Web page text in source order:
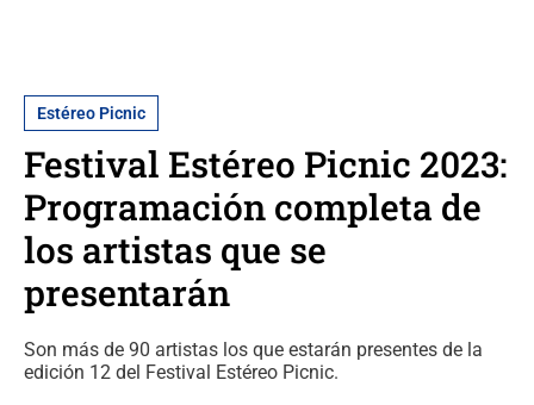
Estéreo Picnic
Festival Estéreo Picnic 2023:
Programación completa de
los artistas que se
presentarán
Son más de 90 artistas los que estarán presentes de la
edición 12 del Festival Estéreo Picnic.